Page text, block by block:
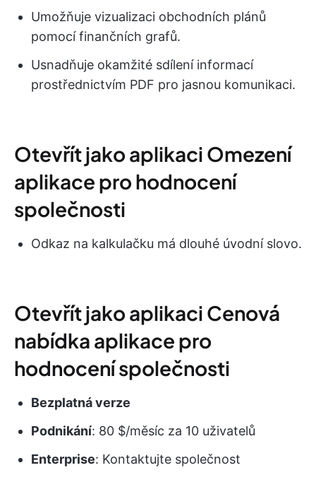
Umožňuje vizualizaci obchodních plánů
pomocí finančních grafů.
Usnadňuje okamžité sdílení informací
prostřednictvím PDF pro jasnou komunikaci.
Otevřít jako aplikaci Omezení
aplikace pro hodnocení
společnosti
Odkaz na kalkulačku má dlouhé úvodní slovo.
Otevřít jako aplikaci Cenová
nabídka aplikace pro
hodnocení společnosti
Bezplatná verze
Podnikání: 80 $/měsíc za 10 uživatelů
Enterprise: Kontaktujte společnost